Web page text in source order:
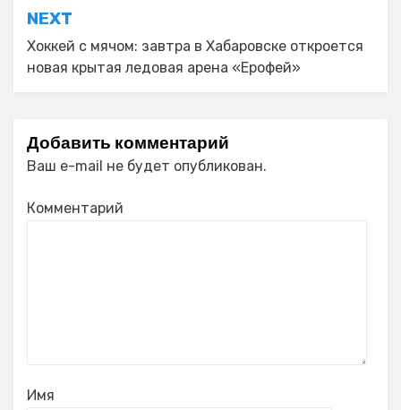
NEXT
Хоккей с мячом: завтра в Хабаровске откроется
новая крытая ледовая арена «Ерофей»
Добавить комментарий
Ваш e-mail не будет опубликован.
Комментарий
Имя